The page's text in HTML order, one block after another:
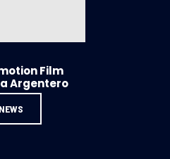
Film
Argentero